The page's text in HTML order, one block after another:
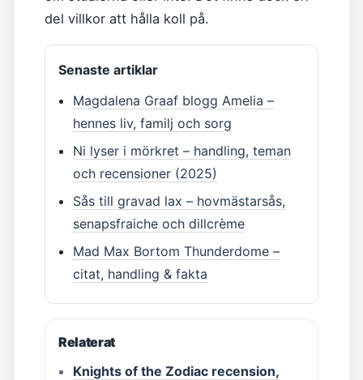
del villkor att hålla koll på.
Senaste artiklar
Magdalena Graaf blogg Amelia –
hennes liv, familj och sorg
Ni lyser i mörkret – handling, teman
och recensioner (2025)
Sås till gravad lax – hovmästarsås,
senapsfraiche och dillcrème
Mad Max Bortom Thunderdome –
citat, handling & fakta
Relaterat
Knights of the Zodiac recension,